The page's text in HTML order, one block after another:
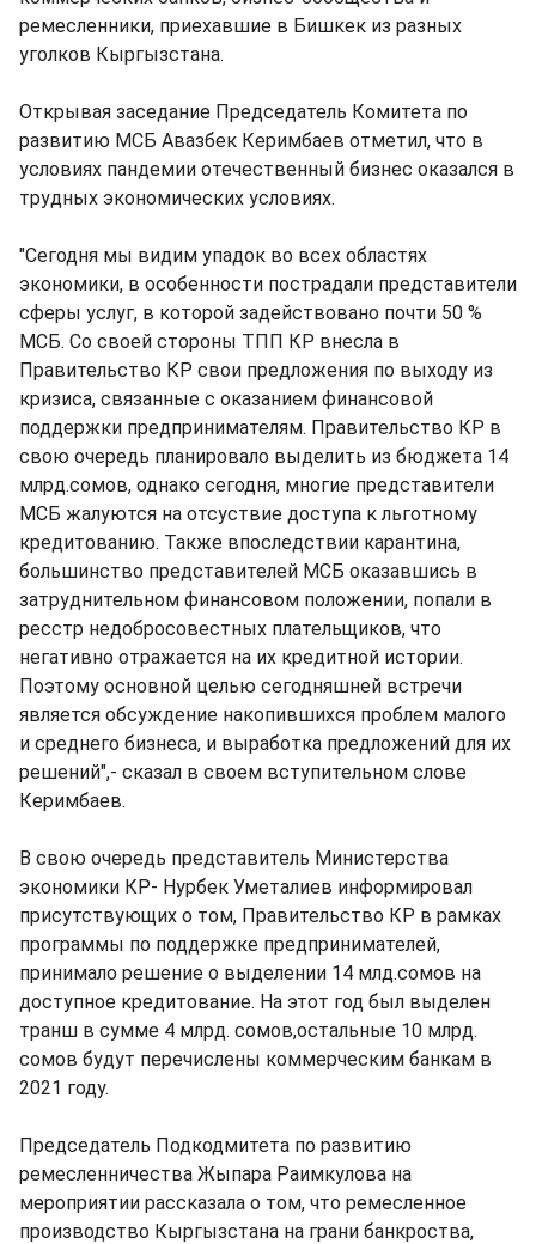
ремесленники, приехавшие в Бишкек из разных
уголков Кыргызстана.
Открывая заседание Председатель Комитета по
развитию МСБ Авазбек Керимбаев отметил, что в
условиях пандемии отечественный бизнес оказался в
трудных экономических условиях.
"Сегодня мы видим упадок во всех областях
экономики, в особенности пострадали представители
сферы услуг, в которой задействовано почти 50 %
МСБ. Со своей стороны ТПП КР внесла в
Правительство КР свои предложения по выходу из
кризиса, связанные с оказанием финансовой
поддержки предпринимателям. Правительство КР в
свою очередь планировало выделить из бюджета 14
млрд.сомов, однако сегодня, многие представители
МСБ жалуются на отсуствие доступа к льготному
кредитованию. Также впоследствии карантина,
большинство представителей МСБ оказавшись в
затруднительном финансовом положении, попали в
ресстр недобросовестных плательщиков, что
негативно отражается на их кредитной истории.
Поэтому основной целью сегодняшней встречи
является обсуждение накопившихся проблем малого
и среднего бизнеса, и выработка предложений для их
решений",- сказал в своем вступительном слове
Керимбаев.
В свою очередь представитель Министерства
экономики КР- Нурбек Уметалиев информировал
присутствующих о том, Правительство КР в рамках
программы по поддержке предпринимателей,
принимало решение о выделении 14 млд.сомов на
доступное кредитование. На этот год был выделен
транш в сумме 4 млрд. сомов,остальные 10 млрд.
сомов будут перечислены коммерческим банкам в
2021 году.
Председатель Подкодмитета по развитию
ремесленничества Жыпара Раимкулова на
мероприятии рассказала о том, что ремесленное
производство Кыргызстана на грани банкроства,